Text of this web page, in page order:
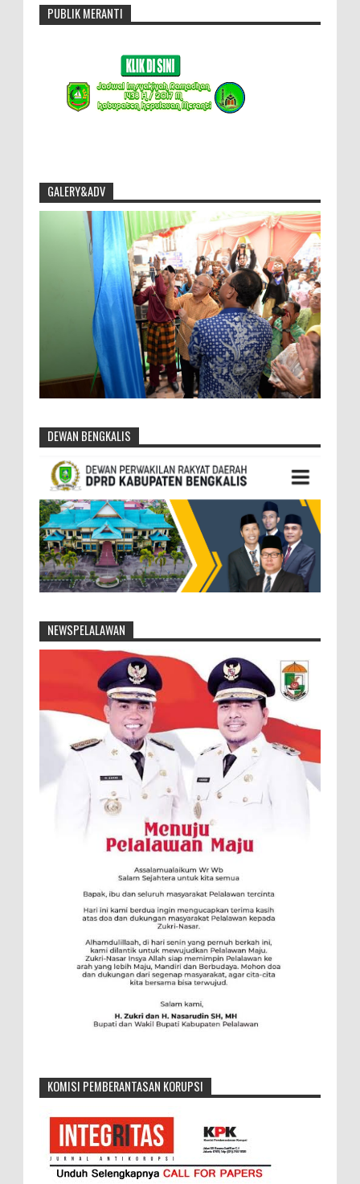
PUBLIK MERANTI
GALERY&ADV
DEWAN BENGKALIS
NEWSPELALAWAN
KOMISI PEMBERANTASAN KORUPSI